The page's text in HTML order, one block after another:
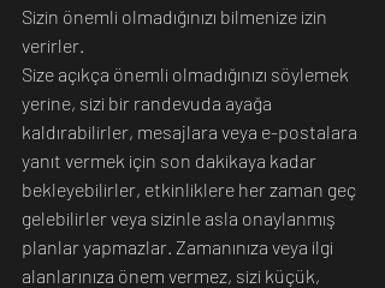
Sizin önemli olmadığınızı bilmenize izin
verirler.
Size açıkça önemli olmadığınızı söylemek
yerine, sizi bir randevuda ayağa
kaldırabilirler, mesajlara veya e-postalara
yanıt vermek için son dakikaya kadar
bekleyebilirler, etkinliklere her zaman geç
gelebilirler veya sizinle asla onaylanmış
planlar yapmazlar. Zamanınıza veya ilgi
alanlarınıza önem vermez, sizi küçük,